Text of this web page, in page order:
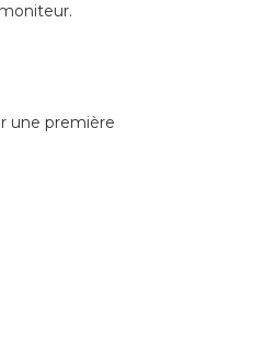
une première